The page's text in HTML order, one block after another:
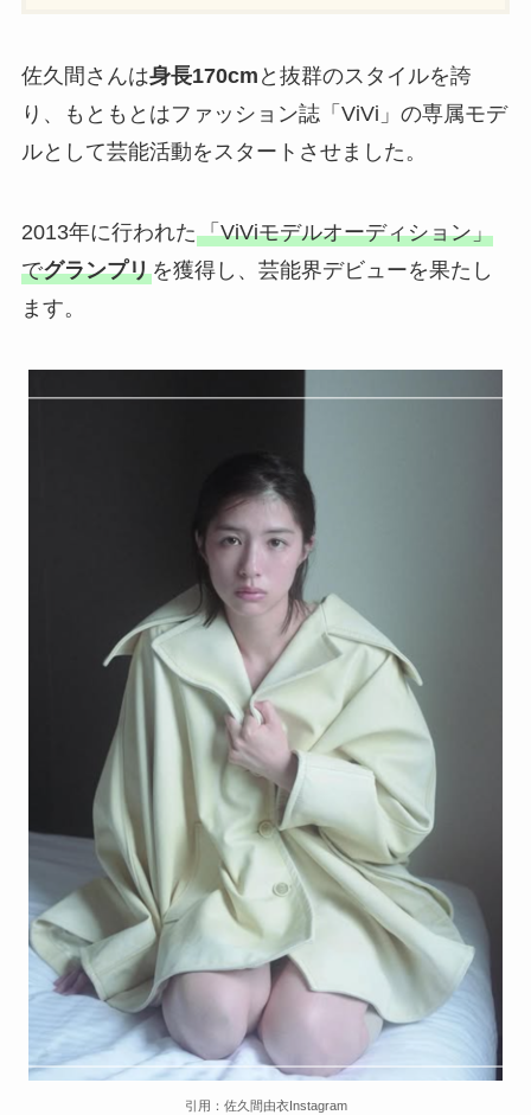
佐久間さんは身長170cm と抜群のスタイルを誇
り、もともとはファッション誌「ViVi」の専属モデ
ルとして芸能活動をスタートさせました。
2013年に行われた「ViViモデルオーディション」
でグランプリを獲得し、芸能界デビューを果たし
ます。
引用：佐久間由衣Instagram